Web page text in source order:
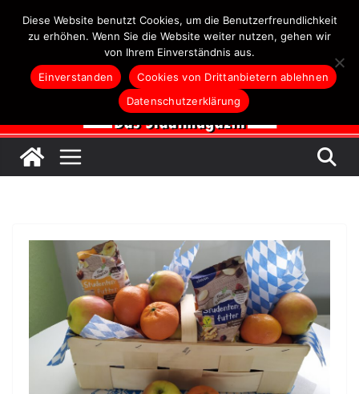
Inhalt
Diese Website benutzt Cookies, um die Benutzerfreundlichkeit
zu erhöhen. Wenn Sie die Website weiter nutzen, gehen wir
von Ihrem Einverständnis aus.
Einverstanden
Cookies von Drittanbietern ablehnen
Datenschutzerklärung